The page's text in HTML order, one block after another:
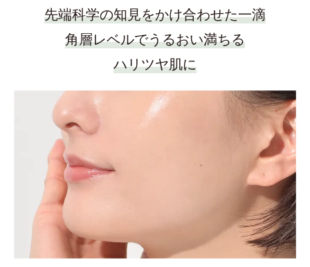
先端科学の知見をかけ合わせた一滴
角層レベルでうるおい満ちる
ハリツヤ肌に